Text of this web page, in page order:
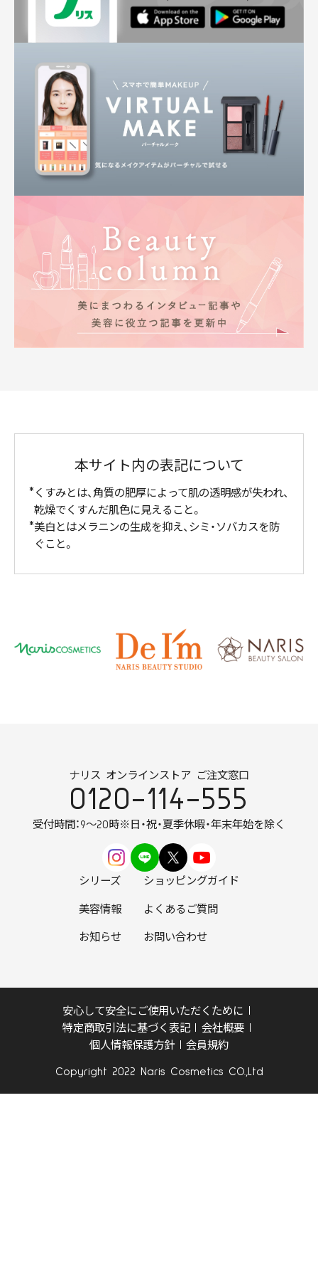
本サイト内の表記について
くすみとは、角質の肥厚によって肌の透明感が失われ、
乾燥でくすんだ肌色に見えること。
美白とはメラニンの生成を抑え、シミ・ソバカスを防
ぐこと。
ナリス オンラインストア ご注文窓口
0120-114-555
受付時間：9～20時※日・祝・夏季休暇・年末年始を除く
シリーズ ショッピングガイド
美容情報 よくあるご質問
お知らせ お問い合わせ
安心して安全にご使用いただくために
特定商取引法に基づく表記
会社概要
個人情報保護方針
会員規約
Copyright 2022 Naris Cosmetics CO.,Ltd